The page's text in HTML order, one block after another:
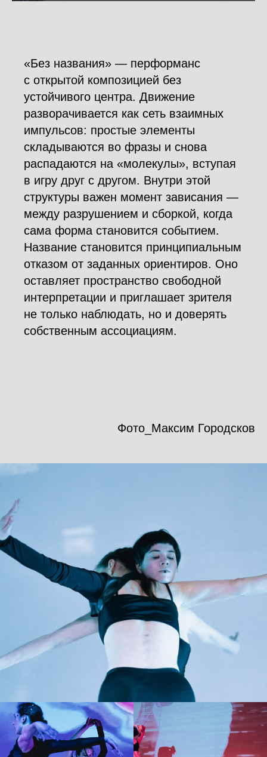
«Без названия» — перформанс
с открытой композицией без
устойчивого центра. Движение
разворачивается как сеть взаимных
импульсов: простые элементы
складываются во фразы и снова
распадаются на «молекулы», вступая
в игру друг с другом. Внутри этой
структуры важен момент зависания —
между разрушением и сборкой, когда
сама форма становится событием.
Название становится принципиальным
отказом от заданных ориентиров. Оно
оставляет пространство свободной
интерпретации и приглашает зрителя
не только наблюдать, но и доверять
собственным ассоциациям.
Фото_Максим Городсков